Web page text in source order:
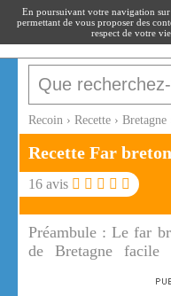
recoin
Recoin › Recette › Bretagne
Recette Far breton
16 avis
Préambule :Le far
de Bretagne
En poursuivant votre navigation
permettant de vous proposer des
respect de votre